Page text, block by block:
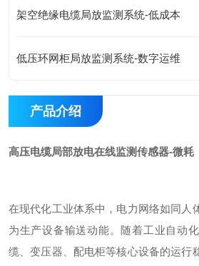
架空绝缘电缆局放监测系统-低成本
低压环网柜局放监测系统-数字运维
产品介绍
高压电缆局部放电在线监测传感器-微耗
在现代化工业体系中，电力网络如同人
为生产设备输送动能。随着工业自动
缆、变压器、配电柜等核心设备的运行